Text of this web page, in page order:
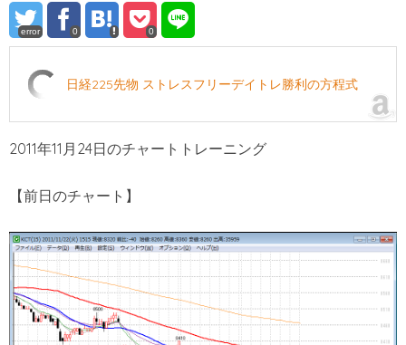
error 0 0
日経225先物 ストレスフリーデイトレ勝利の方程式
2011年11月24日のチャートトレーニング
【前日のチャート】